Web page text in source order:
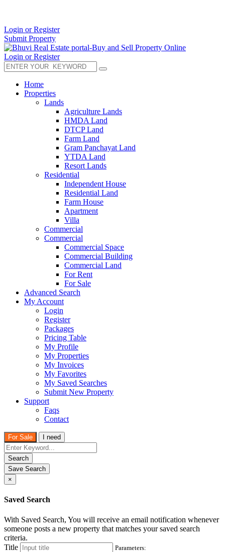
Login or Register
Submit Property
Login or Register
Home
Properties
Lands
Agriculture Lands
HMDA Land
DTCP Land
Farm Land
Gram Panchayat Land
YTDA Land
Resort Lands
Residential
Independent House
Residential Land
Farm House
Apartment
Villa
Commercial
Commercial
Commercial Space
Commercial Building
Commercial Land
For Rent
For Sale
Advanced Search
My Account
Login
Register
Packages
Pricing Table
My Profile
My Properties
My Invoices
My Favorites
My Saved Searches
Submit New Property
Support
Faqs
Contact
For Sale I need
Search
Save Search
×
Saved Search
With Saved Search, You will receive an email notification whenever
someone posts a new property that matches your saved search
criteria.
Title
Parameters: